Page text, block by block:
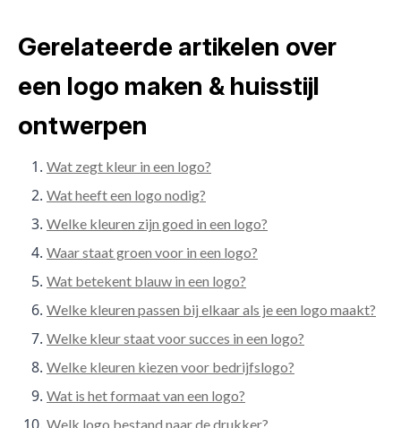
Gerelateerde artikelen over
een logo maken & huisstijl
ontwerpen
Wat zegt kleur in een logo?
Wat heeft een logo nodig?
Welke kleuren zijn goed in een logo?
Waar staat groen voor in een logo?
Wat betekent blauw in een logo?
Welke kleuren passen bij elkaar als je een logo maakt?
Welke kleur staat voor succes in een logo?
Welke kleuren kiezen voor bedrijfslogo?
Wat is het formaat van een logo?
Welk logo bestand naar de drukker?